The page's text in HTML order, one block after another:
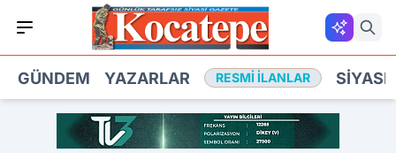
GÜNDEM YAZARLAR RESMI İLANLAR